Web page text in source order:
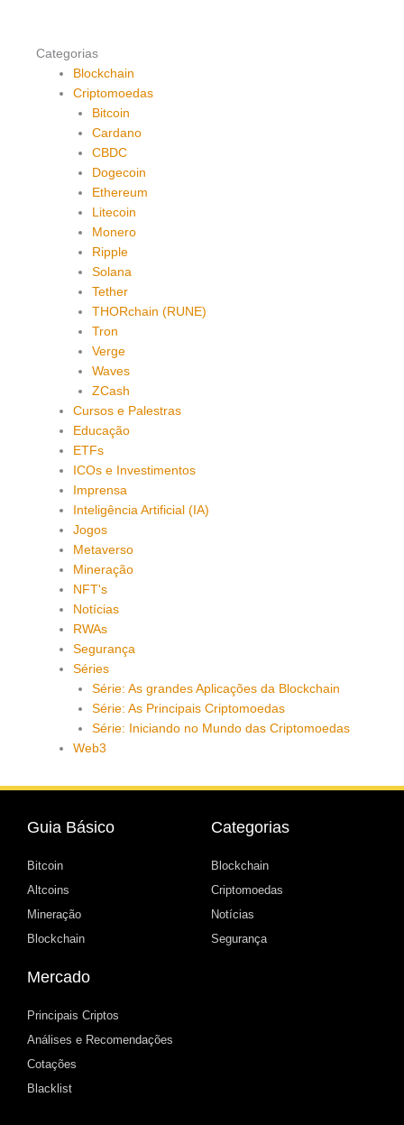
Categorias
Blockchain
Criptomoedas
Bitcoin
Cardano
CBDC
Dogecoin
Ethereum
Litecoin
Monero
Ripple
Solana
Tether
THORchain (RUNE)
Tron
Verge
Waves
ZCash
Cursos e Palestras
Educação
ETFs
ICOs e Investimentos
Imprensa
Inteligência Artificial (IA)
Jogos
Metaverso
Mineração
NFT's
Notícias
RWAs
Segurança
Séries
Série: As grandes Aplicações da Blockchain
Série: As Principais Criptomoedas
Série: Iniciando no Mundo das Criptomoedas
Web3
Guia Básico
Bitcoin
Altcoins
Mineração
Blockchain
Categorias
Blockchain
Criptomoedas
Notícias
Segurança
Mercado
Principais Criptos
Análises e Recomendações
Cotações
Blacklist